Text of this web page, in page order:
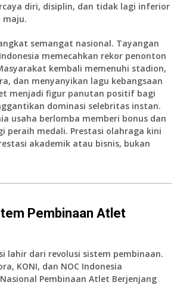
diri, disiplin, dan tidak lagi inferior
maju.
semangat nasional. Tayangan
memecahkan rekor penonton
kembali memenuhi stadion,
dan menyanyikan lagu kebangsaan
menjadi figur panutan positif bagi
dominasi selebritas instan.
usaha berlomba memberi bonus dan
peraih medali. Prestasi olahraga kini
akademik atau bisnis, bukan
Pembinaan Atlet
lahir dari revolusi sistem pembinaan.
KONI, dan NOC Indonesia
Pembinaan Atlet Berjenjang